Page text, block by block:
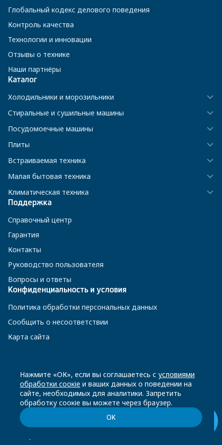
Глобальный кодекс делового поведения
Контроль качества
Технологии и инновации
Отзывы о технике
Наши партнёры
Каталог
Холодильники и морозильники
Стиральные и сушильные машины
Посудомоечные машины
Плиты
Встраиваемая техника
Малая бытовая техника
Климатическая техника
Поддержка
Справочный центр
Гарантия
Контакты
Руководство пользователя
Вопросы и ответы
Конфиденциальность и условия
Политика обработки персональных данных
Сообщить о несоответствии
Карта сайта
8 800 200-23-56
Чат-бот в Телеграм
Нажмите «ОК», если вы соглашаетесь с условиями
обработки соокіе и ваших данных о поведении на
сайте, необходимых для аналитики. Запретить
обработку соокіе вы можете через браузер.
ОК